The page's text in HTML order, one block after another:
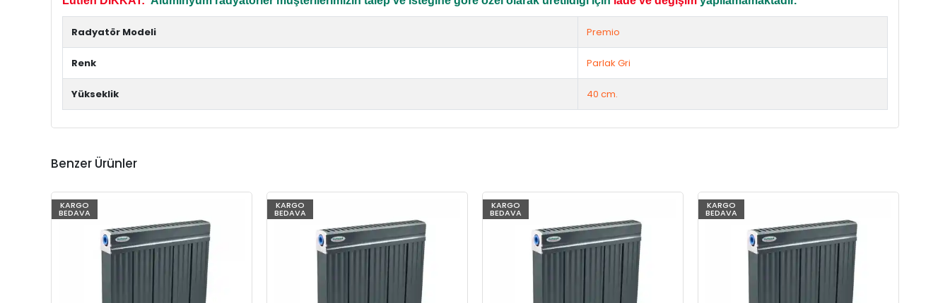
Radyatör Modeli Premio
Renk Parlak Gri
Yükseklik 40 cm.
Benzer Ürünler
KARGO
BEDAVA
KARGO
BEDAVA
KARGO
BEDAVA
KARGO
BEDAVA